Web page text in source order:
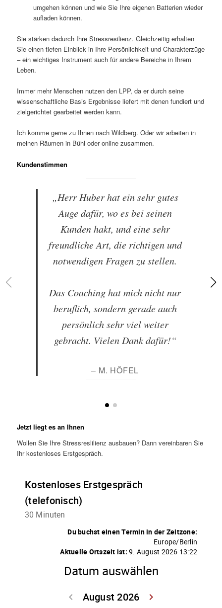
umgehen können und wie Sie Ihre eigenen Batterien wieder
aufladen können.
Sie stärken dadurch Ihre Stressresilienz. Gleichzeitig erhalten
Sie einen tiefen Einblick in Ihre Persönlichkeit und Charakterzüge
– ein wichtiges Instrument auch für andere Bereiche in Ihrem
Leben.
Immer mehr Menschen nutzen den LPP, da er durch seine
wissenschaftliche Basis Ergebnisse liefert mit denen fundiert und
zielgerichtet gearbeitet werden kann.
Ich komme gerne zu Ihnen nach Wildberg. Oder wir arbeiten in
meinen Räumen in Bühl oder online zusammen.
Kundenstimmen
„Herr Huber hat ein sehr gutes
Auge dafür, wo es bei seinen
Kunden hakt, und eine sehr
freundliche Art, die richtigen und
notwendigen Fragen zu stellen.
Das Coaching hat mich nicht nur
beruflich, sondern gerade auch
persönlich sehr viel weiter
gebracht. Vielen Dank dafür!“
– M. HÖFEL
Jetzt liegt es an Ihnen
Wollen Sie Ihre Stressreslilienz ausbauen? Dann vereinbaren Sie
Ihr kostenloses Erstgespräch.